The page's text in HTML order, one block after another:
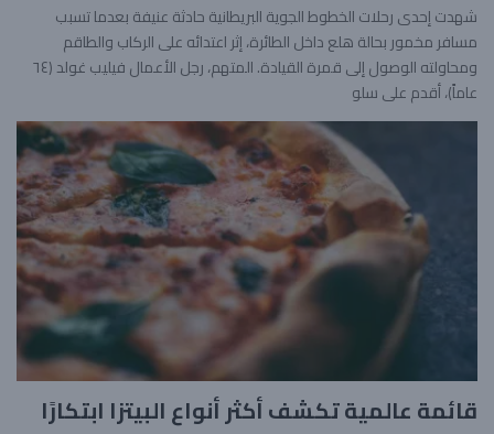
شهدت إحدى رحلات الخطوط الجوية البريطانية حادثة عنيفة بعدما تسبب
مسافر مخمور بحالة هلع داخل الطائرة، إثر اعتدائه على الركاب والطاقم
ومحاولته الوصول إلى قمرة القيادة. المتهم، رجل الأعمال فيليب غولد (٦٤
عاماً)، أقدم على سلو
قائمة عالمية تكشف أكثر أنواع البيتزا ابتكارًا